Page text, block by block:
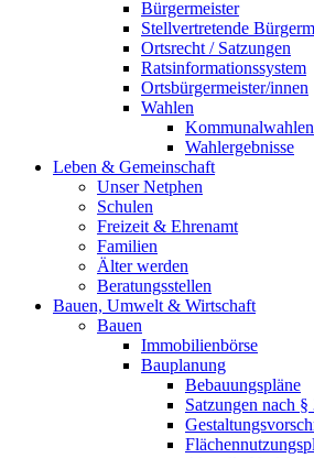
Bürgermeister
Stellvertretende
Ortsrecht / Satzungen
Ratsinformationssystem
Ortsbürgermeister/innen
Wahlen
Kommunalwahlen
Wahlergebnisse
Leben & Gemeinschaft
Unser Netphen
Schulen
Freizeit & Ehrenamt
Familien
Älter werden
Beratungsstellen
Bauen, Umwelt & Wirtschaft
Bauen
Immobilienbörse
Bauplanung
Bebauungspläne
Satzungen nach